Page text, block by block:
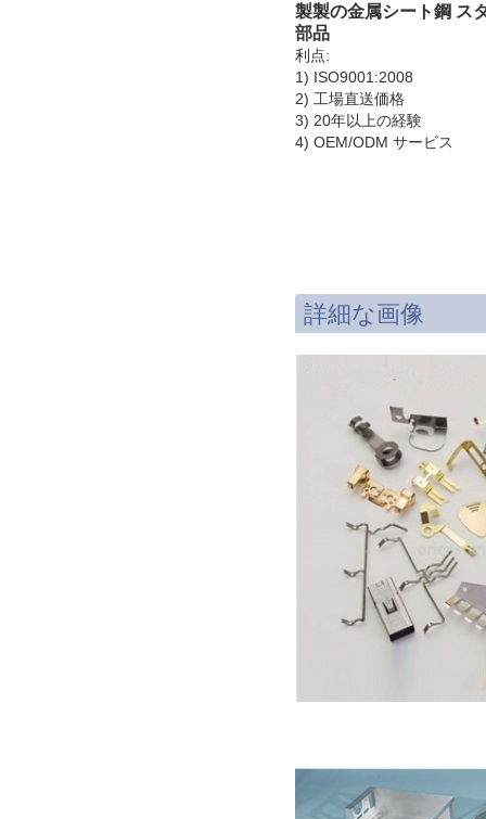
製製の金属シート鋼 ス
部品
利点:
1) ISO9001:2008
2) 工場直送価格
3) 20年以上の経験
4) OEM/ODM サービス
詳細な画像